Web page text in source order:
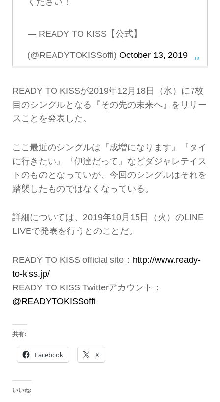
ください！
— READY TO KISS【公式】
(@READYTOKISSoffi) October 13, 2019
READY TO KISSが2019年12月18日（水）に7枚
目のシングルとなる『その先の未来へ』をリリー
スことを発表した。
ここ最近のシングルは『成増になります』『タイ
に行きたい』『伊達だって』などダジャレテイス
トのものとなっていが、今回のシングルはそれを
踏襲したものではなくなっている。
詳細については、2019年10月15日（火）のLINE
LIVEで発表を行うとのことだ。
READY TO KISS official site： http://www.ready-
to-kiss.jp/
READY TO KISS Twitterアカウント：
@READYTOKISSoffi
共有:
Facebook X
いいね: